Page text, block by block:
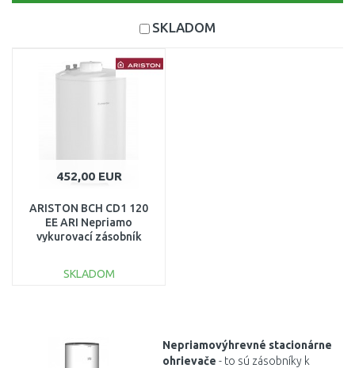
SKLADOM
452,00 EUR
ARISTON BCH CD1 120
EE ARI Nepriamo
vykurovací zásobník
SKLADOM
Nepriamovýhrevné stacionárne
ohrievače - to sú zásobníky k